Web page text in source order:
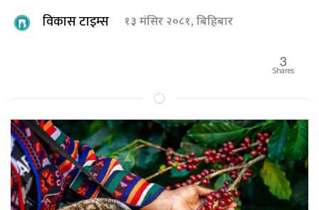
विकास टाइम्स १३ मंसिर २०८१, बिहिबार
3
Shares